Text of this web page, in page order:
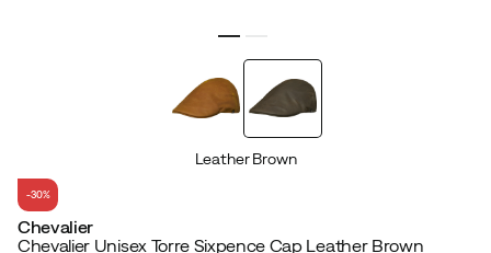
Leather Brown
-30%
Chevalier
Chevalier Unisex Torre Sixpence Cap Leather Brown